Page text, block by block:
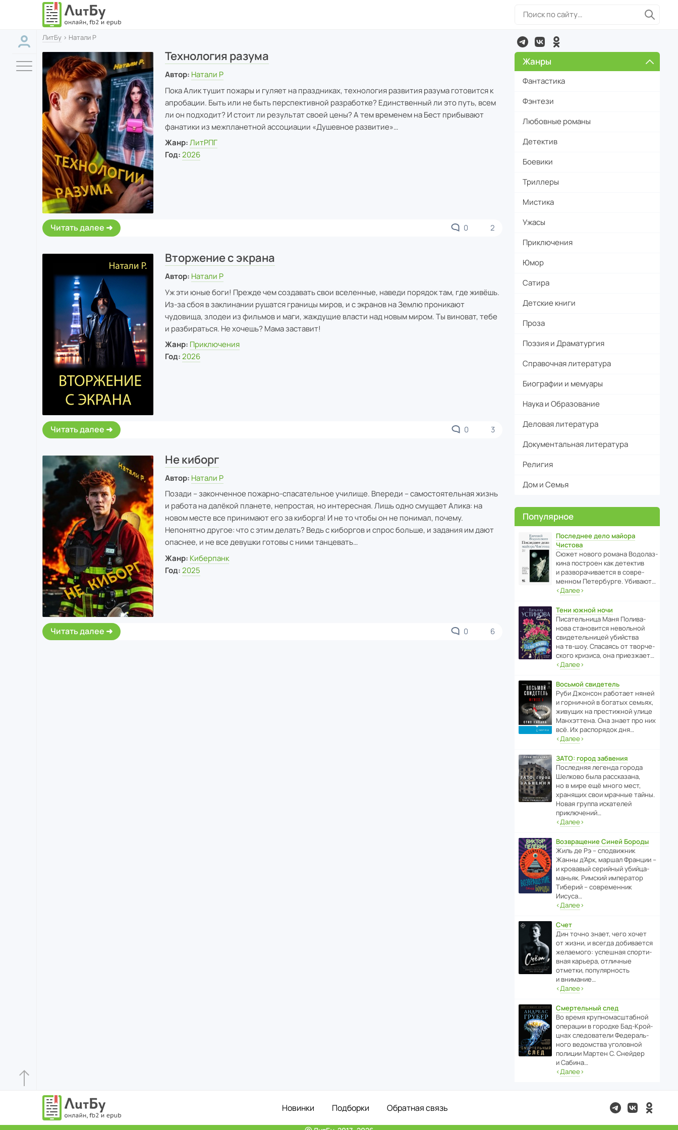
ЛитБу › Натали Р
Технология разума
Автор: Натали Р
Пока Алик тушит пожары и гуляет на праздниках, технология развития разума готовится к
апробации. Быть или не быть перспективной разработке? Единственный ли это путь, всем
ли он подходит? И стоит ли результат своей цены? А тем временем на Бест прибывают
фанатики из межпланетной ассоциации «Душевное развитие»…
Жанр: ЛитРПГ
Год: 2026
Читать далее 0 2
Вторжение с экрана
Автор: Натали Р
Уж эти юные боги! Прежде чем создавать свои вселенные, наведи порядок там, где живёшь.
Из-за сбоя в заклинании рушатся границы миров, и с экранов на Землю проникают
чудовища, злодеи из фильмов и маги, жаждущие власти над новым миром. Ты виноват, тебе
и разбираться. Не хочешь? Мама заставит!
Жанр: Приключения
Год: 2026
Читать далее 0 3
Не киборг
Автор: Натали Р
Позади – законченное пожарно-спасательное училище. Впереди – самостоятельная жизнь
и работа на далёкой планете, непростая, но интересная. Лишь одно смущает Алика: на
новом месте все принимают его за киборга! И не то чтобы он не понимал, почему.
Непонятно другое: что с этим делать? Ведь с киборгов и спрос больше, и задания им дают
опаснее, и не все девушки готовы с ними танцевать…
Жанр: Киберпанк
Год: 2025
Читать далее 0 6
Жанры
Фантастика
Фэнтези
Любовные романы
Детектив
Боевики
Триллеры
Мистика
Ужасы
Приключения
Юмор
Сатира
Детские книги
Проза
Поэзия и Драматургия
Справочная литература
Биографии и мемуары
Наука и Образование
Деловая литература
Документальная литература
Религия
Дом и Семья
Популярное
Последнее дело майора
Чистова
Сюжет нового романа Водо­ла­з­
кина пост­роен как дете­ктив
и разво­ра­чи­ва­ется в совре­
менном Пете­р­бурге. Убивают…
‹Далее›
Тени южной ночи
Писа­тель­ница Маня Поли­ва­
нова стано­вится невольной
свиде­тель­ницей убийства
на тв-шоу. Спасаясь от твор­че­
с­кого кризиса, она приезжает…
‹Далее›
Восьмой свидетель
Руби Джонсон рабо­тает няней
и горни­чной в богатых семьях,
живущих на прес­ти­жной улице
Манх­эт­тена. Она знает про них
всё. Их распо­рядок дня…
‹Далее›
ЗАТО: город забвения
После­дняя легенда города
Шелково была расска­зана,
но в мире ещё много мест,
хранящих свои мрачные тайны.
Новая группа иска­телей
приключений…
‹Далее›
Возвращение Синей Бороды
Жиль де Рэ – спод­ви­жник
Жанны д’Арк, маршал Франции –
и кровавый серийный убийца-
маньяк. Римский импе­ратор
Тиберий – совре­менник
Иисуса…
‹Далее›
Счет
Дин точно знает, чего хочет
от жизни, и всегда доби­ва­ется
жела­е­мого: успе­шная спор­ти­
вная карьера, отли­чные
отметки, попу­ля­р­ность
и внимание…
‹Далее›
Смертельный след
Во время круп­но­мас­ш­та­бной
операции в городке Бад‑Крой­
цнах следо­ва­тели Феде­раль­
ного ведомства уголо­вной
полиции Мартен С. Снейдер
и Сабина…
‹Далее›
Новинки Подборки Обратная связь